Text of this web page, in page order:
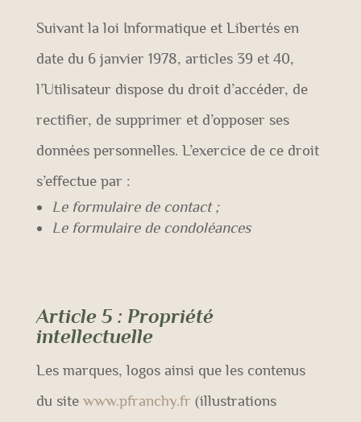
Suivant la loi Informatique et Libertés en
date du 6 janvier 1978, articles 39 et 40,
l’Utilisateur dispose du droit d’accéder, de
rectifier, de supprimer et d’opposer ses
données personnelles. L’exercice de ce droit
s’effectue par :
Le formulaire de contact ;
Le formulaire de condoléances
Article 5 : Propriété
intellectuelle
Les marques, logos ainsi que les contenus
du site www.pfranchy.fr (illustrations